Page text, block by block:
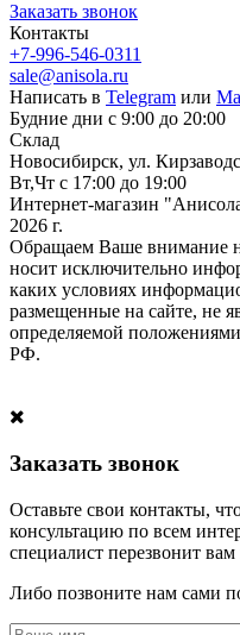
Заказать звонок
Контакты
+7-996-546-0311
sale@anisola.ru
Написать в Telegram или
Будние дни с 9:00 до 20:00
Склад
Новосибирск, ул.
Вт,Чт с 17:00 до 19:00
Интернет-магазин
2026 г.
Обращаем Ваше внимание
носит исключительно
каких условиях
размещенные на сайте, не
определяемой
РФ.
Заказать звонок
Оставьте свои контакты,
консультацию по всем
специалист перезвонит
Либо позвоните нам сами